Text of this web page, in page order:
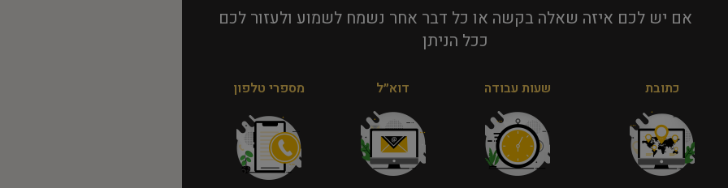
אם יש לכם איזה שאלה בקשה או כל דבר אחר נשמח לשמוע ולעזור לכם
ככל הניתן​
כתובת שעות עבודה דוא״ל מספרי טלפון